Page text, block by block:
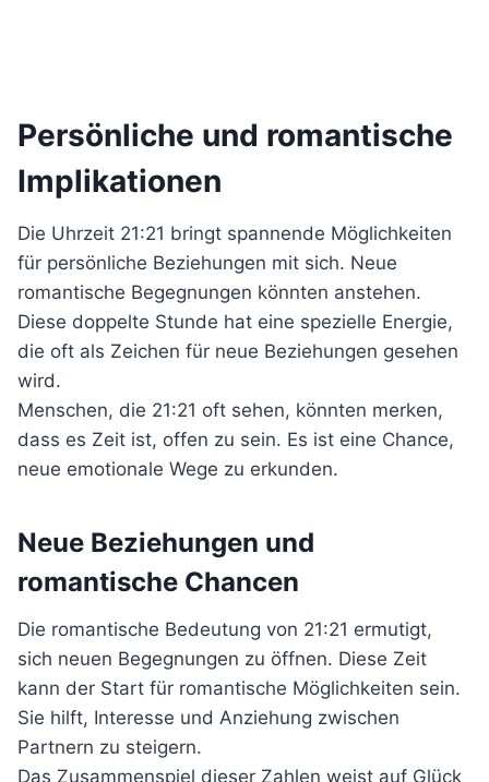
Persönliche und romantische
Implikationen
Die Uhrzeit 21:21 bringt spannende Möglichkeiten
für persönliche Beziehungen mit sich. Neue
romantische Begegnungen könnten anstehen.
Diese doppelte Stunde hat eine spezielle Energie,
die oft als Zeichen für neue Beziehungen gesehen
wird.
Menschen, die 21:21 oft sehen, könnten merken,
dass es Zeit ist, offen zu sein. Es ist eine Chance,
neue emotionale Wege zu erkunden.
Neue Beziehungen und
romantische Chancen
Die romantische Bedeutung von 21:21 ermutigt,
sich neuen Begegnungen zu öffnen. Diese Zeit
kann der Start für romantische Möglichkeiten sein.
Sie hilft, Interesse und Anziehung zwischen
Partnern zu steigern.
Das Zusammenspiel dieser Zahlen weist auf Glück